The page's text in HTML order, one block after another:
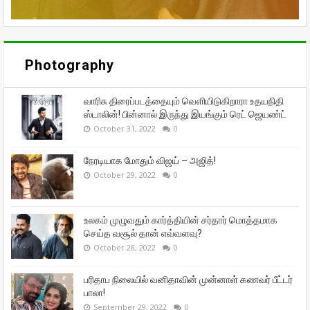
Photography
வாரிசு திரைப்படத்தையும் வெளியிடுகிறாரா உதயநிதி
ஸ்டாலின்! பின்னால் இருந்து இயங்கும் ரெட் ஜெயண்ட்
October 31, 2022 0
நேரடியாக மோதும் விஜய் – அஜித்!
October 29, 2022 0
உலகம் முழுவதும் கார்த்தியின் சர்தார் மொத்தமாக
செய்த வசூல் தான் எவ்வளவு?
October 28, 2022 0
பரிதாப நிலையில் வனிதாவின் முன்னாள் கணவர் பீட்டர்
பாலா!
September 29, 2022 0